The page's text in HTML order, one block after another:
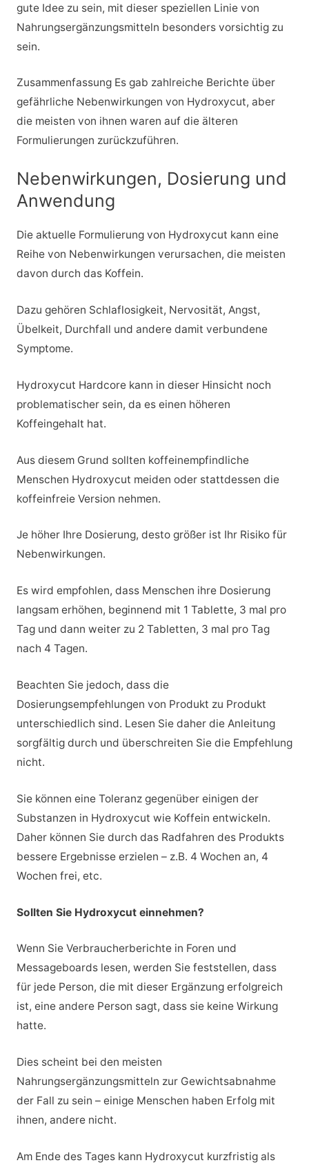
gute Idee zu sein, mit dieser speziellen Linie von
Nahrungsergänzungsmitteln besonders vorsichtig zu
sein.
Zusammenfassung Es gab zahlreiche Berichte über
gefährliche Nebenwirkungen von Hydroxycut, aber
die meisten von ihnen waren auf die älteren
Formulierungen zurückzuführen.
Nebenwirkungen, Dosierung und
Anwendung
Die aktuelle Formulierung von Hydroxycut kann eine
Reihe von Nebenwirkungen verursachen, die meisten
davon durch das Koffein.
Dazu gehören Schlaflosigkeit, Nervosität, Angst,
Übelkeit, Durchfall und andere damit verbundene
Symptome.
Hydroxycut Hardcore kann in dieser Hinsicht noch
problematischer sein, da es einen höheren
Koffeingehalt hat.
Aus diesem Grund sollten koffeinempfindliche
Menschen Hydroxycut meiden oder stattdessen die
koffeinfreie Version nehmen.
Je höher Ihre Dosierung, desto größer ist Ihr Risiko für
Nebenwirkungen.
Es wird empfohlen, dass Menschen ihre Dosierung
langsam erhöhen, beginnend mit 1 Tablette, 3 mal pro
Tag und dann weiter zu 2 Tabletten, 3 mal pro Tag
nach 4 Tagen.
Beachten Sie jedoch, dass die
Dosierungsempfehlungen von Produkt zu Produkt
unterschiedlich sind. Lesen Sie daher die Anleitung
sorgfältig durch und überschreiten Sie die Empfehlung
nicht.
Sie können eine Toleranz gegenüber einigen der
Substanzen in Hydroxycut wie Koffein entwickeln.
Daher können Sie durch das Radfahren des Produkts
bessere Ergebnisse erzielen – z.B. 4 Wochen an, 4
Wochen frei, etc.
Sollten Sie Hydroxycut einnehmen?
Wenn Sie Verbraucherberichte in Foren und
Messageboards lesen, werden Sie feststellen, dass
für jede Person, die mit dieser Ergänzung erfolgreich
ist, eine andere Person sagt, dass sie keine Wirkung
hatte.
Dies scheint bei den meisten
Nahrungsergänzungsmitteln zur Gewichtsabnahme
der Fall zu sein – einige Menschen haben Erfolg mit
ihnen, andere nicht.
Am Ende des Tages kann Hydroxycut kurzfristig als